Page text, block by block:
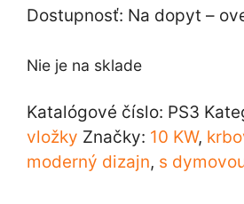
Dostupnosť: Na dopyt –
Nie je na sklade
Katalógové číslo: PS3
vložky Značky: 10 KW,
moderný dizajn, s